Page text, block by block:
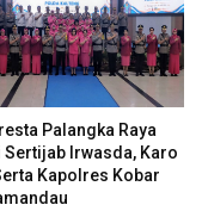
Palangka Raya
Sertijab Irwasda, Karo
Kapolres Kobar